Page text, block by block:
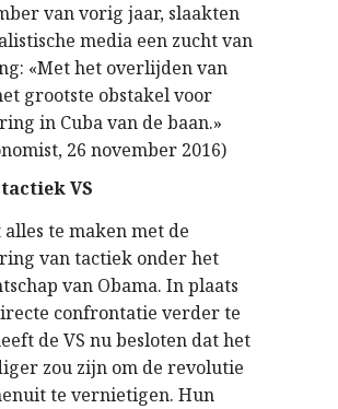
van vorig jaar, slaakten
media een zucht van
«Met het overlijden van
grootste obstakel voor
in Cuba van de baan.»
26 november 2016)
VS
te maken met de
van tactiek onder het
van Obama. In plaats
confrontatie verder te
de VS nu besloten dat het
zou zijn om de revolutie
te vernietigen. Hun